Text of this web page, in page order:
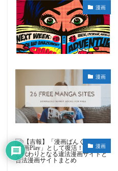
漫画
漫画
漫画